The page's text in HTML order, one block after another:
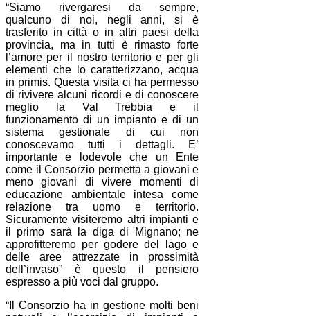
“Siamo rivergaresi da sempre,
qualcuno di noi, negli anni, si è
trasferito in città o in altri paesi della
provincia, ma in tutti è rimasto forte
l’amore per il nostro territorio e per gli
elementi che lo caratterizzano, acqua
in primis. Questa visita ci ha permesso
di rivivere alcuni ricordi e di conoscere
meglio la Val Trebbia e il
funzionamento di un impianto e di un
sistema gestionale di cui non
conoscevamo tutti i dettagli. E’
importante e lodevole che un Ente
come il Consorzio permetta a giovani e
meno giovani di vivere momenti di
educazione ambientale intesa come
relazione tra uomo e territorio.
Sicuramente visiteremo altri impianti e
il primo sarà la diga di Mignano; ne
approfitteremo per godere del lago e
delle aree attrezzate in prossimità
dell’invaso” è questo il pensiero
espresso a più voci dal gruppo.
“Il Consorzio ha in gestione molti beni